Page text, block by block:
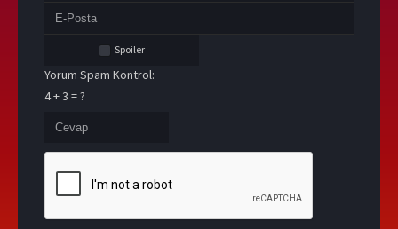
Spoiler
Yorum Spam Kontrol:
4 + 3 = ?